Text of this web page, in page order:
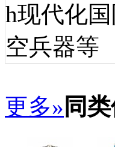
h现代化
空兵器等
更多» 同